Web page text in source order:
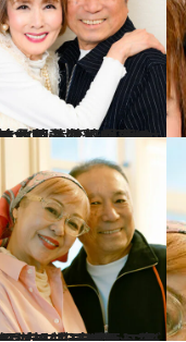
言葉と芸能界へのレールャー